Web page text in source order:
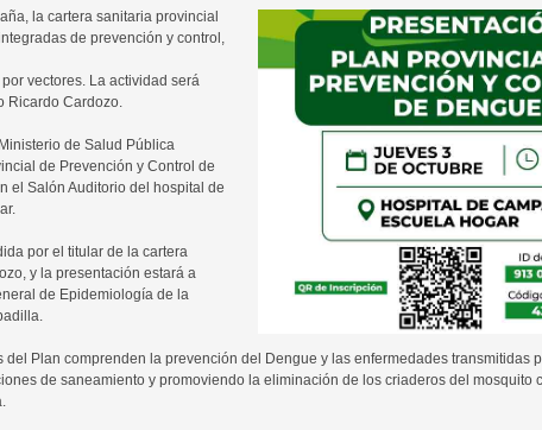
la cartera sanitaria provincial
de prevención y control,
vectores. La actividad será
Ricardo Cardozo.
de Salud Pública
de Prevención y Control de
el Salón Auditorio del hospital de
por el titular de la cartera
y la presentación estará a
de Epidemiología de la
del Plan comprenden la prevención del Dengue y las enfermedades transmitidas
de saneamiento y promoviendo la eliminación de los criaderos del mosquito